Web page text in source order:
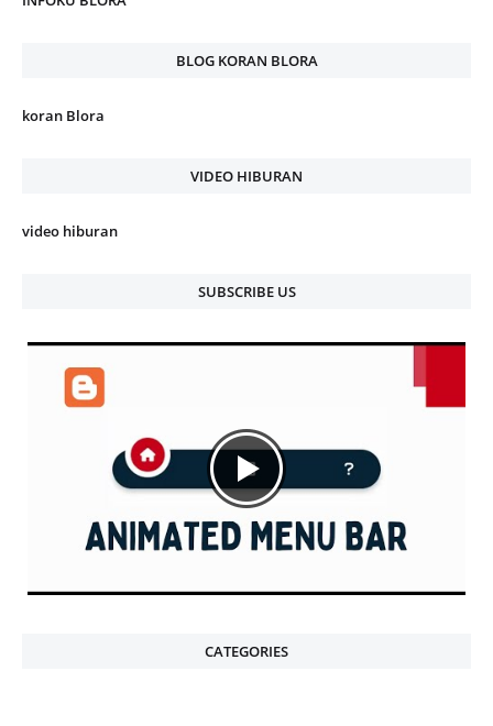
BLOG KORAN BLORA
koran Blora
VIDEO HIBURAN
video hiburan
SUBSCRIBE US
CATEGORIES